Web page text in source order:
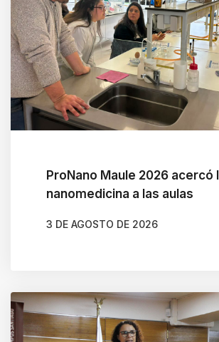
ProNano Maule 2026 acercó
nanomedicina a las aulas
3 DE AGOSTO DE 2026